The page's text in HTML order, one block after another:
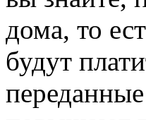
дома, то
будут